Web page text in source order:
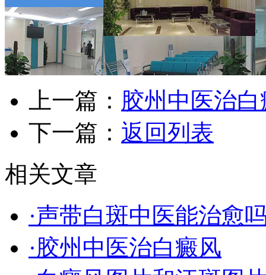
上一篇： 胶州中医治
下一篇： 返回列表
相关文章
·声带白斑中医能治愈
·胶州中医治白癜风